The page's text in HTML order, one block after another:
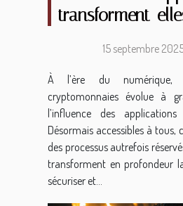
transforment-
15 septembre
À l’ère du
cryptomonnaies évolue à
l’influence des
Désormais accessibles à tous,
des processus autrefois
transforment en profondeur
sécuriser et...